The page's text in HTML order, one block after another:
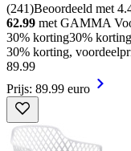
(241)Beoordeeld met
62.99 met GAMMA
30% korting30% korting
30% korting,
89.99
Prijs: 89.99 euro